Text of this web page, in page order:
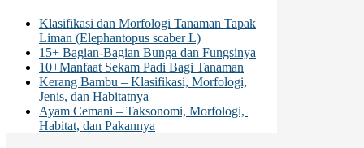
Klasifikasi dan Morfologi Tanaman Tapak
Liman (Elephantopus scaber L)
15+ Bagian-Bagian Bunga dan Fungsinya
10+Manfaat Sekam Padi Bagi Tanaman
Kerang Bambu – Klasifikasi, Morfologi,
Jenis, dan Habitatnya
Ayam Cemani – Taksonomi, Morfologi,
Habitat, dan Pakannya